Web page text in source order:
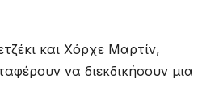
και Χόρχε Μαρτίν,
να διεκδικήσουν μια